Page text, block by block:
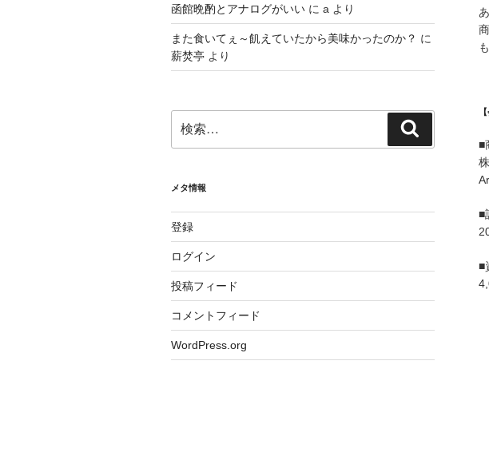
函館晩酌とアナログがいい に a より
また食いてぇ～飢えていたから美味かったのか？ に
薪焚亭 より
索:
索
メタ情報
登録
ログイン
投稿フィード
コメントフィード
WordPress.org
■
■
■